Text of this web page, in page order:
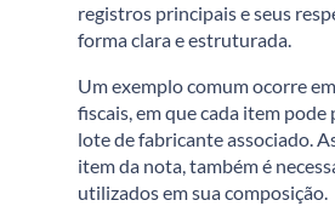
registros principais e seus
forma clara e estruturada.
Um exemplo comum ocorre
fiscais, em que cada item pode
lote de fabricante associado.
item da nota, também é
utilizados em sua composição.